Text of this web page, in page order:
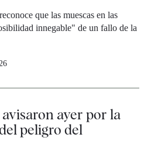
que las muescas en las
innegable" de un fallo de la
ayer por la
peligro del